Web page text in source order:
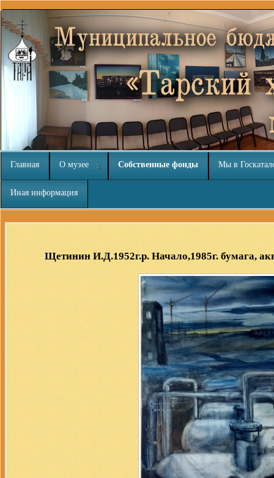
Главная О музее Собственные фонды Мы в
Иная информация
Щетинин И.Д.1952г.р. Начало,1985г. бумага,